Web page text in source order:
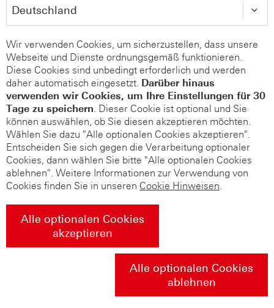
Wir verwenden Cookies, um sicherzustellen, dass unsere
Webseite und Dienste ordnungsgemäß funktionieren.
Diese Cookies sind unbedingt erforderlich und werden
daher automatisch eingesetzt. Darüber hinaus
verwenden wir Cookies, um Ihre Einstellungen für 30
Tage zu speichern. Dieser Cookie ist optional und Sie
können auswählen, ob Sie diesen akzeptieren möchten.
Wählen Sie dazu "Alle optionalen Cookies akzeptieren".
Entscheiden Sie sich gegen die Verarbeitung optionaler
Cookies, dann wählen Sie bitte "Alle optionalen Cookies
ablehnen". Weitere Informationen zur Verwendung von
Cookies finden Sie in unseren Cookie Hinweisen.
Alle optionalen Cookies
akzeptieren
Alle optionalen Cookies
ablehnen